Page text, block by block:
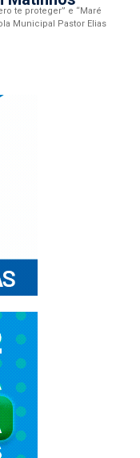
te proteger” e “Maré
Municipal Pastor Elias